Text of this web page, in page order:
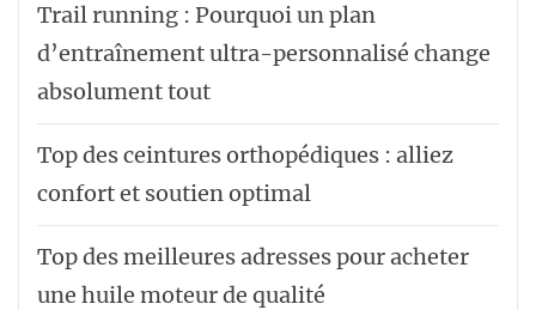
Trail running : Pourquoi un plan
d’entraînement ultra-personnalisé change
absolument tout
Top des ceintures orthopédiques : alliez
confort et soutien optimal
Top des meilleures adresses pour acheter
une huile moteur de qualité